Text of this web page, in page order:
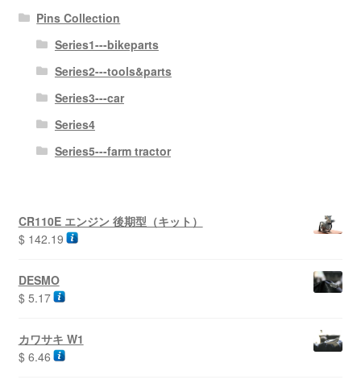
Pins Collection
Series1---bikeparts
Series2---tools&parts
Series3---car
Series4
Series5---farm tractor
CR110E エンジン 後期型（キット）
$142.19
DESMO
$5.17
カワサキ W1
$6.46